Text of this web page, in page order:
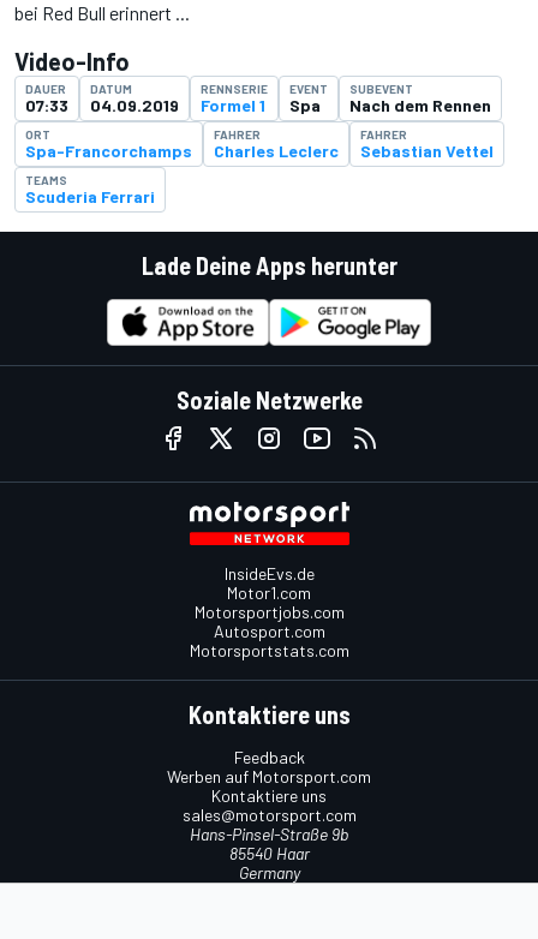
bei Red Bull erinnert ...
Video-Info
DAUER
07:33
DATUM
04.09.2019
RENNSERIE
Formel 1
EVENT
Spa
SUBEVENT
Nach dem Rennen
ORT
Spa-Francorchamps
FAHRER
Charles Leclerc
FAHRER
Sebastian Vettel
TEAMS
Scuderia Ferrari
Lade Deine Apps herunter
Soziale Netzwerke
InsideEvs.de
Motor1.com
Motorsportjobs.com
Autosport.com
Motorsportstats.com
Kontaktiere uns
Feedback
Werben auf Motorsport.com
Kontaktiere uns
sales@motorsport.com
Hans-Pinsel-Straße 9b
85540 Haar
Germany